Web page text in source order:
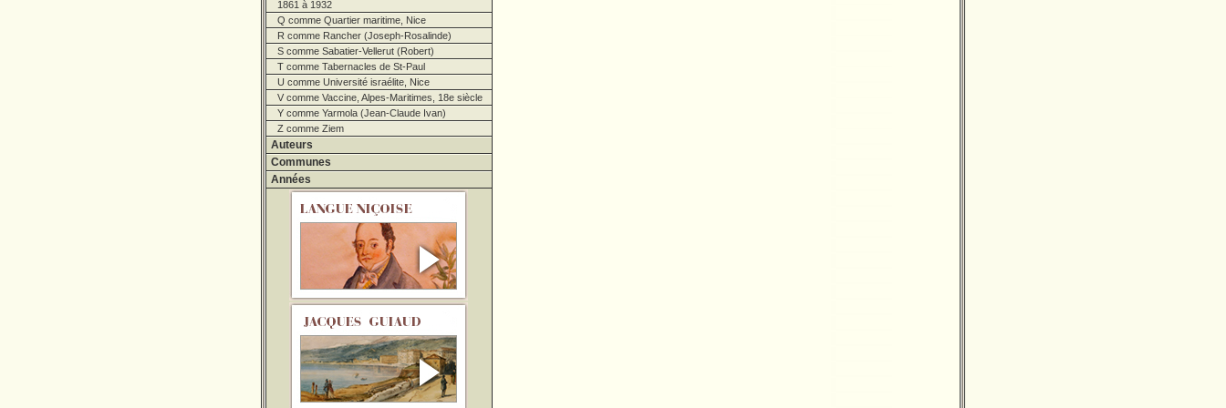
1861 à 1932
Q comme Quartier maritime, Nice
R comme Rancher (Joseph-Rosalinde)
S comme Sabatier-Vellerut (Robert)
T comme Tabernacles de St-Paul
U comme Université israélite, Nice
V comme Vaccine, Alpes-Maritimes, 18e siècle
Y comme Yarmola (Jean-Claude Ivan)
Z comme Ziem
Auteurs
Communes
Années